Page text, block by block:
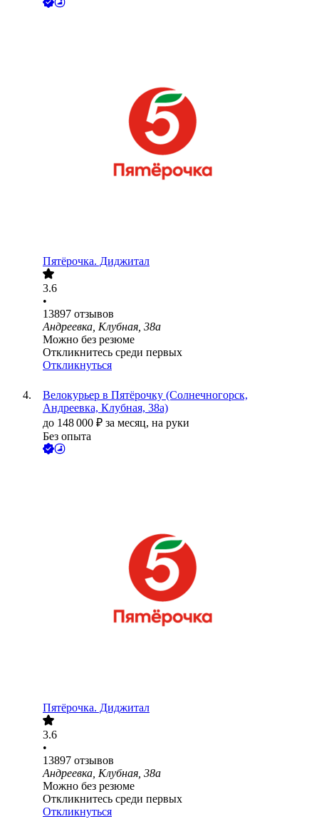
Пятёрочка. Диджитал
3.6
•
13897 отзывов
Андреевка, Клубная, 38а
Можно без резюме
Откликнитесь среди первых
Откликнуться
Велокурьер в Пятёрочку (Солнечногорск,
Андреевка, Клубная, 38а)
до 148 000 ₽ за месяц, на руки
Без опыта
Пятёрочка. Диджитал
3.6
•
13897 отзывов
Андреевка, Клубная, 38а
Можно без резюме
Откликнитесь среди первых
Откликнуться